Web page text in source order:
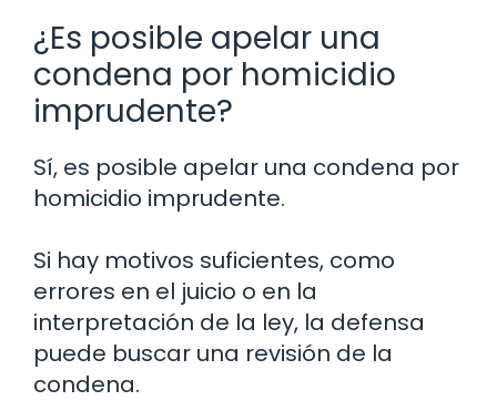
¿Es posible apelar una
condena por homicidio
imprudente?
Sí, es posible apelar una condena por
homicidio imprudente.
Si hay motivos suficientes, como
errores en el juicio o en la
interpretación de la ley, la defensa
puede buscar una revisión de la
condena.